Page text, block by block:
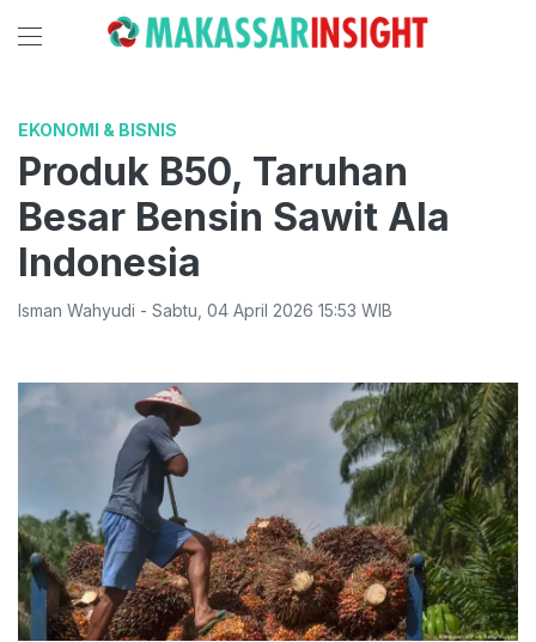
EKONOMI & BISNIS
Produk B50, Taruhan
Besar Bensin Sawit Ala
Indonesia
Isman Wahyudi - Sabtu 04 April 2026 15:53 WIB